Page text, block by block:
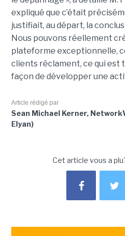
expliqué que c’était
justifiait, au départ, la
Nous pouvons réellement
plateforme exceptionnelle,
clients réclament, ce qui est
façon de développer une
Article rédigé par
Sean Michael Kerner,
Elyan)
Cet article vous a